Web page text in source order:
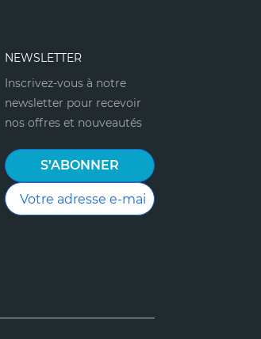
NEWSLETTER
Inscrivez-vous à notre
newsletter pour recevoir
nos offres et nouveautés